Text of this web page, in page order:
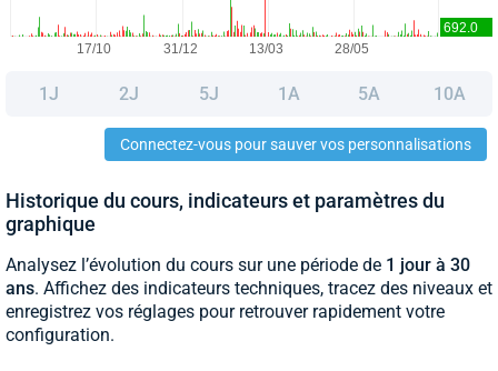
1J 2J 5J 1A 5A 10A
Connectez-vous pour sauver vos personnalisations
Historique du cours, indicateurs et paramètres du
graphique
Analysez l’évolution du cours sur une période de 1 jour à 30
ans. Affichez des indicateurs techniques, tracez des niveaux et
enregistrez vos réglages pour retrouver rapidement votre
configuration.